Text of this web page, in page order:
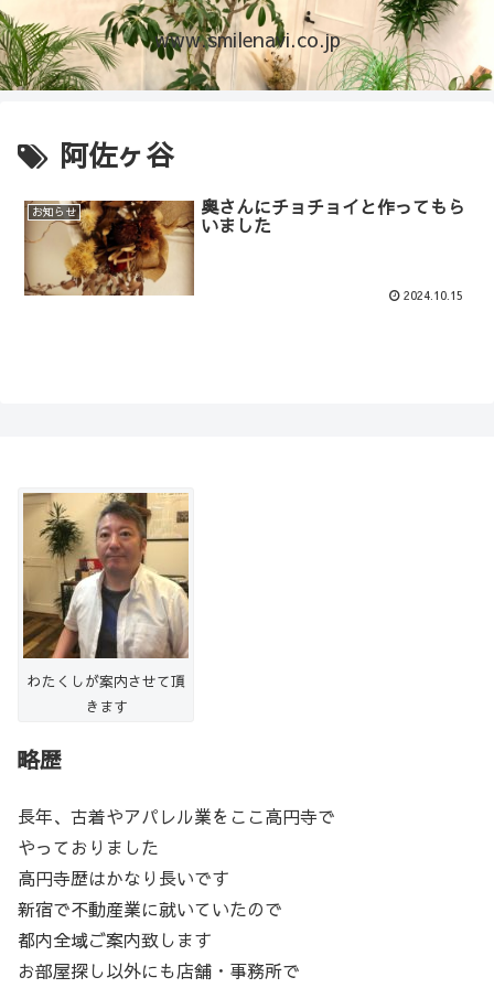
www.smilenavi.co.jp
阿佐ヶ谷
お知らせ 奥さんにチョチョイと作ってもら
いました
2024.10.15
わたくしが案内させて頂
きます
略歴
長年、古着やアパレル業をここ高円寺で
やっておりました
高円寺歴はかなり長いです
新宿で不動産業に就いていたので
都内全域ご案内致します
お部屋探し以外にも店舗・事務所で